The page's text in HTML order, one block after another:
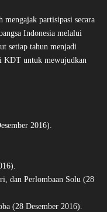
mengajak partisipasi secara
Indonesia melalui
setiap tahun menjadi
KDT untuk mewujudkan
2016).
dan Perlombaan Solu (28
(28 Desember 2016).